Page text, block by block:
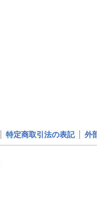
特定商取引法の表記 外